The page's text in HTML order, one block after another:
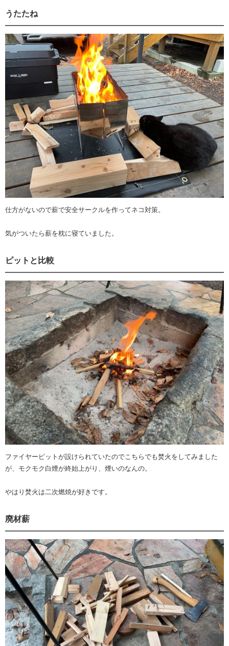
うたたね
仕方がないので薪で安全サークルを作ってネコ対策。
気がついたら薪を枕に寝ていました。
ピットと比較
ファイヤーピットが設けられていたのでこちらでも焚火をしてみました
が、モクモク白煙が終始上がり、煙いのなんの。
やはり焚火は二次燃焼が好きです。
廃材薪